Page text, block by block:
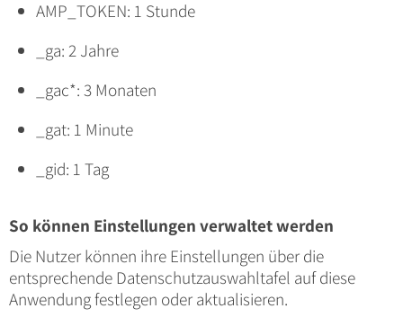
AMP_TOKEN: 1 Stunde
_ga: 2 Jahre
_gac*: 3 Monaten
_gat: 1 Minute
_gid: 1 Tag
So können Einstellungen verwaltet werden
Die Nutzer können ihre Einstellungen über die
entsprechende Datenschutzauswahltafel auf diese
Anwendung festlegen oder aktualisieren.